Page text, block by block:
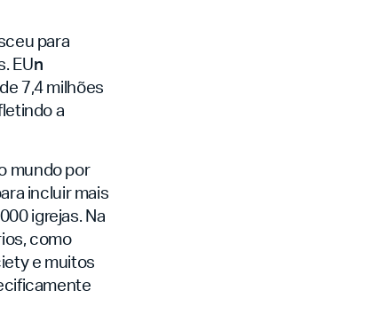
para
EUn
7,4 milhões
a
mundo por
incluir mais
igrejas. Na
como
e muitos